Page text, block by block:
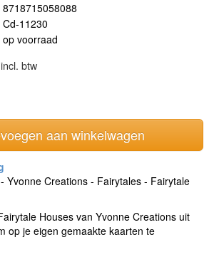
8718715058088
Cd-11230
op voorraad
incl. btw
aan winkelwagen
Yvonne Creations - Fairytales - Fairytale
Houses van Yvonne Creations uit
op je eigen gemaakte kaarten te